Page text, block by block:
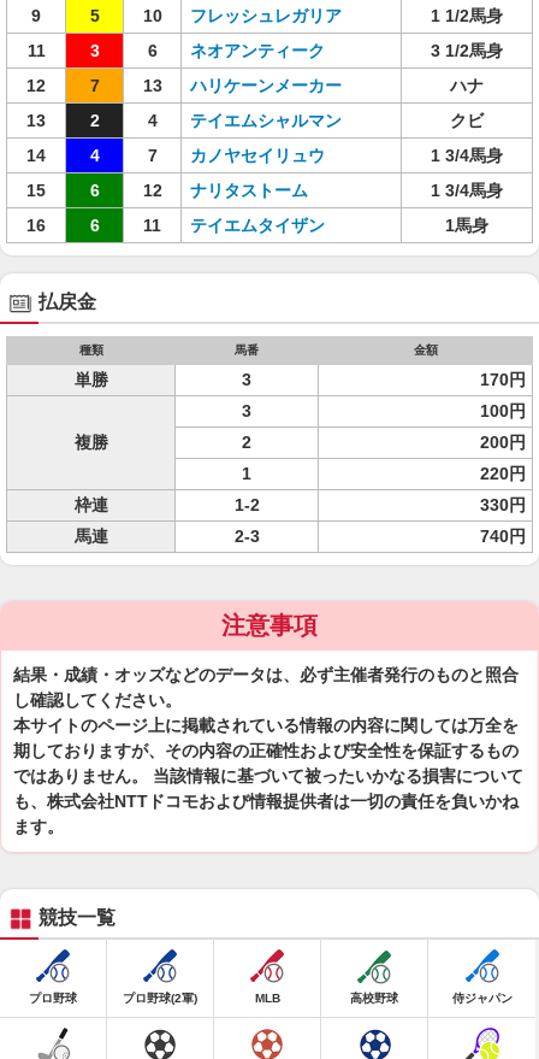
9
5 10 フレッシュレガリア
1 1/2馬身
11
3 6 ネオアンティーク
3 1/2馬身
12
7 13 ハリケーンメーカー
ハナ
13
2 4 テイエムシャルマン
クビ
14
4 7 カノヤセイリュウ
1 3/4馬身
15
6 12 ナリタストーム
1 3/4馬身
16
6 11 テイエムタイザン 1馬身
払戻金
種類 馬番 金額
単勝 3 170円
複勝
3
100円
2
200円
1
220円
枠連
1-2
330円
馬連
2-3 740円
注意事項
結果・成績・オッズなどのデータは、必ず主催者発行のものと照合
し確認してください。
本サイトのページ上に掲載されている情報の内容に関しては万全を
期しておりますが、その内容の正確性および安全性を保証するもの
ではありません。 当該情報に基づいて被ったいかなる損害について
も、株式会社NTTドコモおよび情報提供者は一切の責任を負いかね
ます。
競技一覧
プロ野球 プロ野球(2軍) MLB 高校野球 侍ジャパン